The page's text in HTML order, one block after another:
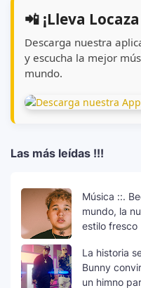
📲 ¡Lleva
Descarga nuestra
y escucha la mejor
mundo.
Las más leídas !!!
Música ::.
mundo, la
estilo fresco
La historia
Bunny
un himno